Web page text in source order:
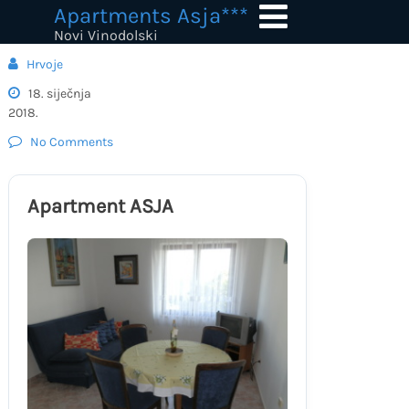
content
Apartments Asja***
Novi Vinodolski
Hrvoje
18. siječnja
2018.
No Comments
Apartment ASJA